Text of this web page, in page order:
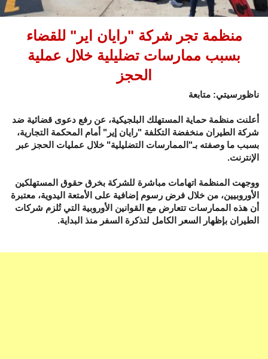
منظمة تجر شركة "رايان اير" للقضاء
بسبب ممارسات تضليلية خلال عملية
الحجز
ناظورسيتي: متابعة
أعلنت منظمة حماية المستهلك البلجيكية، عن رفع دعوى قضائية ضد
شركة الطيران منخفضة التكلفة "رايان إير" أمام المحكمة التجارية،
بسبب ما وصفته بـ"الممارسات التضليلية" خلال عمليات الحجز عبر
الإنترنت.
ووجهت المنظمة اتهامات مباشرة للشركة بخرق حقوق المستهلكين
الأوروبيين، من خلال فرض رسوم إضافية على الأمتعة اليدوية، معتبرة
أن هذه الممارسات تتعارض مع القوانين الأوروبية التي تُلزم شركات
الطيران بإظهار السعر الكامل لتذكرة السفر منذ البداية.